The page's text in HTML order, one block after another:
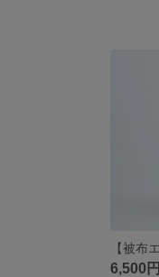
6,500円